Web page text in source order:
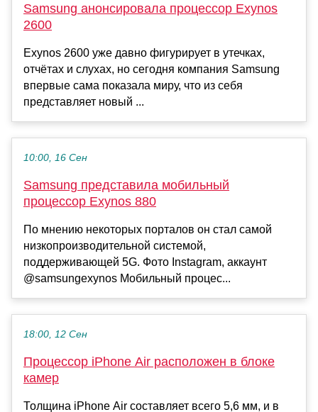
Samsung анонсировала процессор Exynos
2600
Exynos 2600 уже давно фигурирует в утечках,
отчётах и слухах, но сегодня компания Samsung
впервые сама показала миру, что из себя
представляет новый ...
10:00, 16 Сен
Samsung представила мобильный
процессор Exynos 880
По мнению некоторых порталов он стал самой
низкопроизводительной системой,
поддерживающей 5G. Фото Instagram, аккаунт
@samsungexynos Мобильный процес...
18:00, 12 Сен
Процессор iPhone Air расположен в блоке
камер
Толщина iPhone Air составляет всего 5,6 мм, и в